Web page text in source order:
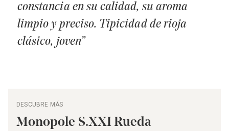
constancia en su calidad, su aroma
limpio y preciso. Tipicidad de rioja
clásico, joven”
DESCUBRE MÁS
Monopole S.XXI Rueda